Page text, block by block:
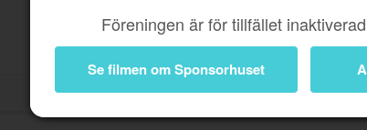
Föreningen är för tillfället
Se filmen om Sponsorhuset